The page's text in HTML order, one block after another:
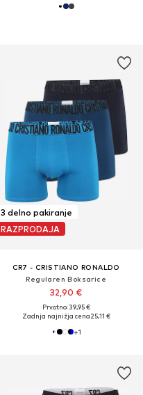
3 delno pakiranje
RAZPRODAJA
CR7 - CRISTIANO RONALDO
Regularen Boksarice
32,90 €
Prvotno: 39,95 €
Zadnja najnižja cena25,11 €
+1